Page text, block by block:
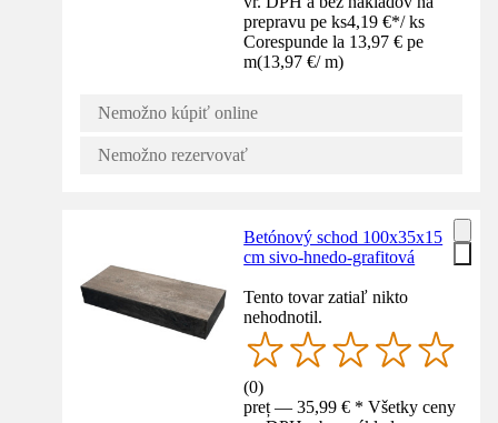
prepravu pe ks4,19 €*/ ks
Corespunde la 13,97 € pe
m(13,97 €/ m)
Nemožno kúpiť online
Nemožno rezervovať
Betónový schod 100x35x15
cm sivo-hnedo-grafitová
Tento tovar zatiaľ nikto
nehodnotil.
(0)
preț — 35,99 € * Všetky ceny